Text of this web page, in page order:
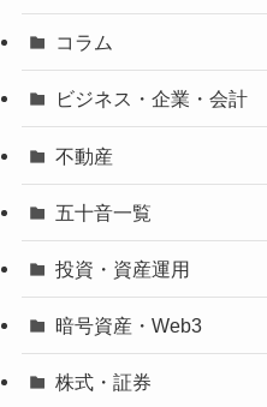
コラム
ビジネス・企業・会計
不動産
五十音一覧
投資・資産運用
暗号資産・Web3
株式・証券